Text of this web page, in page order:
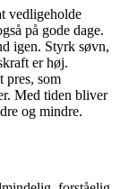
vedligeholde
på gode dage.
igen. Styrk søvn,
er høj.
pres, som
Med tiden bliver
og mindre.